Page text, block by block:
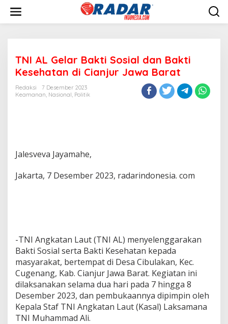
w
TNI AL Gelar Bakti Sosial dan Bakti
Kesehatan di Cianjur Jawa Barat
Redaksi
7 Desember 2023
Keamanan, Nasional, Politik
Jalesveva Jayamahe,
Jakarta, 7 Desember 2023, radarindonesia. com
-TNI Angkatan Laut (TNI AL) menyelenggarakan
Bakti Sosial serta Bakti Kesehatan kepada
masyarakat, bertempat di Desa Cibulakan, Kec.
Cugenang, Kab. Cianjur Jawa Barat. Kegiatan ini
dilaksanakan selama dua hari pada 7 hingga 8
Desember 2023, dan pembukaannya dipimpin oleh
Kepala Staf TNI Angkatan Laut (Kasal) Laksamana
TNI Muhammad Ali.